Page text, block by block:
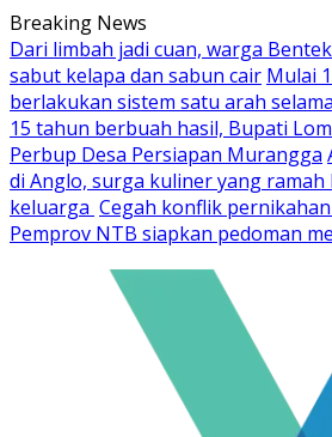
Skip
to
content
Breaking News
Dari limbah jadi cuan, warga
sabut kelapa dan sabun cair Mulai
berlakukan sistem satu arah
15 tahun berbuah hasil, Bupati
Perbup Desa Persiapan Murangga
di Anglo, surga kuliner yang
keluarga Cegah konflik
Pemprov NTB siapkan pedoman